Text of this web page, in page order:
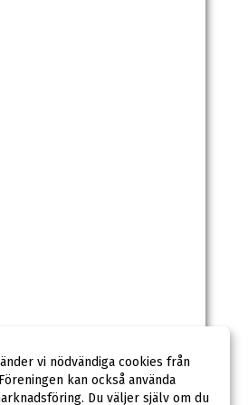
vi nödvändiga cookies från
kan också använda
Du väljer själv om du